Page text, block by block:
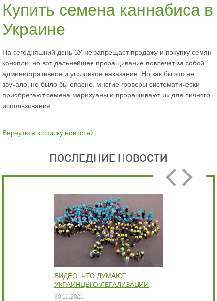
Купить семена каннабиса в
Украине
На сегодняшний день ЗУ не запрещает продажу и покупку семян
конопли, но вот дальнейшее проращивание повлечет за собой
административное и уголовное наказание. Но как бы это не
звучало, не было бы опасно, многие гроверы систематически
приобретают семена марихуаны и проращивают их для личного
использования.
Вернуться к списку новостей
ПОСЛЕДНИЕ НОВОСТИ
ВИДЕО: ЧТО ДУМАЮТ
УКРАИНЦЫ О ЛЕГАЛИЗАЦИИ
МАРИХУАНЫ ИНТЕРВЬЮ
30.11.2021